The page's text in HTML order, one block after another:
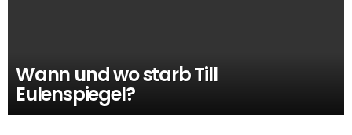
Wann und wo starb Till
Eulenspiegel?